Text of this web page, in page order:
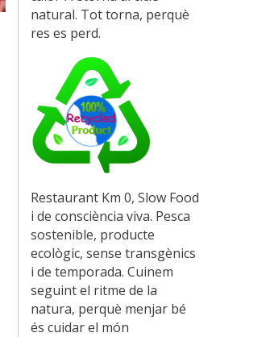
natural. Tot torna, perquè
res es perd.
Restaurant Km 0, Slow Food
i de consciència viva. Pesca
sostenible, producte
ecològic, sense transgènics
i de temporada. Cuinem
seguint el ritme de la
natura, perquè menjar bé
és cuidar el món